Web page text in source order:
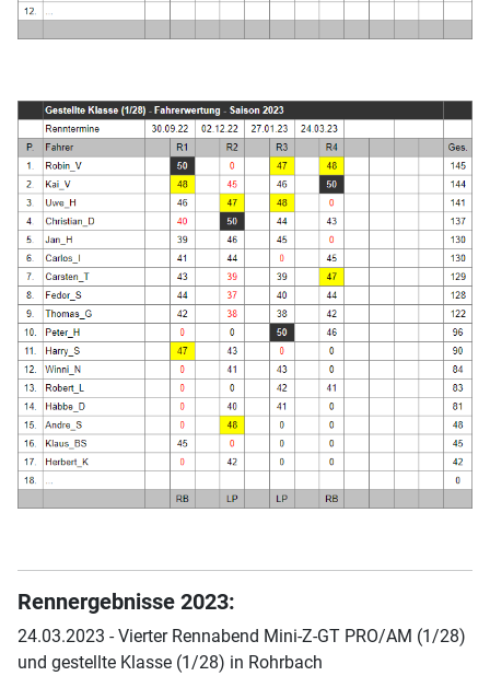
Rennergebnisse 2023:
24.03.2023 - Vierter Rennabend Mini-Z-GT PRO/AM (1/28)
und gestellte Klasse (1/28) in Rohrbach